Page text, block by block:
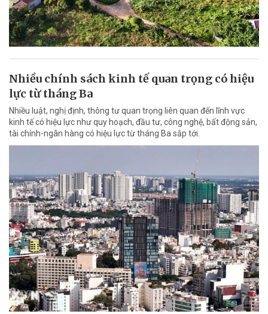
Nhiều chính sách kinh tế quan trọng có hiệu
lực từ tháng Ba
Nhiều luật, nghị định, thông tư quan trọng liên quan đến lĩnh vực
kinh tế có hiệu lực như quy hoạch, đầu tư, công nghệ, bất động sản,
tài chính-ngân hàng có hiệu lực từ tháng Ba sắp tới.